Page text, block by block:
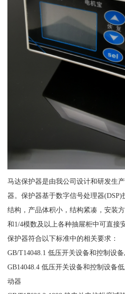
马达保护器是由我公司设计和研发生
器。保护器基于数字信号处理器
结构，产品体积小，结构紧凑，安装
和1/4模数及以上各种抽屉柜中可直接
保护器符合以下标准中的相关要求：
GB/T14048.1 低压开关设备和控制设备
GB14048.4 低压开关设备和控制设备
动器